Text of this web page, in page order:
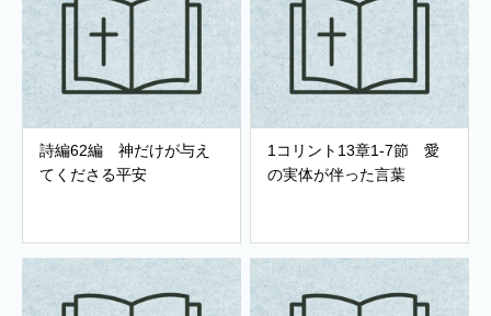
詩編62編 神だけが与え
てくださる平安
1コリント13章1-7節 愛
の実体が伴った言葉